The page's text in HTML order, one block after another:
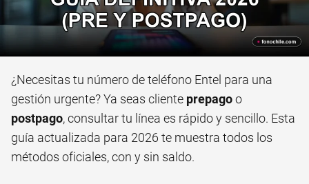
¿Necesitas tu número de teléfono Entel para una
gestión urgente? Ya seas cliente prepagoo
postpago, consultar tu línea es rápido y sencillo. Esta
guía actualizada para 2026 te muestra todos los
métodos oficiales, con y sin saldo.